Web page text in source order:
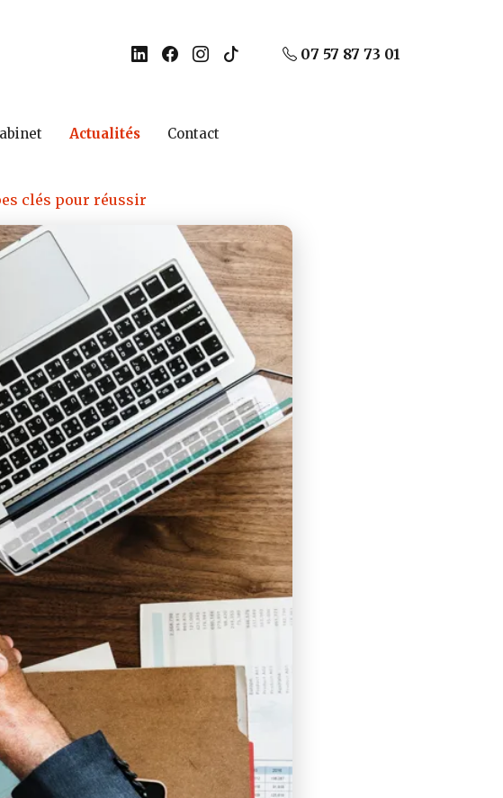
07 57 87 73 01
Actualités Contact
clés pour réussir